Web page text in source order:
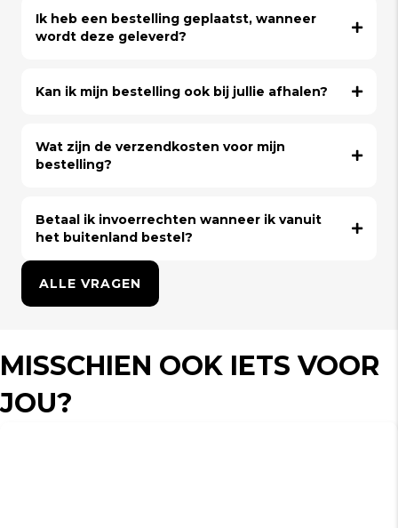
Ik heb een bestelling geplaatst, wanneer
wordt deze geleverd?
Kan ik mijn bestelling ook bij jullie afhalen?
Wat zijn de verzendkosten voor mijn
bestelling?
Betaal ik invoerrechten wanneer ik vanuit
het buitenland bestel?
ALLE VRAGEN
MISSCHIEN OOK IETS VOOR
JOU?